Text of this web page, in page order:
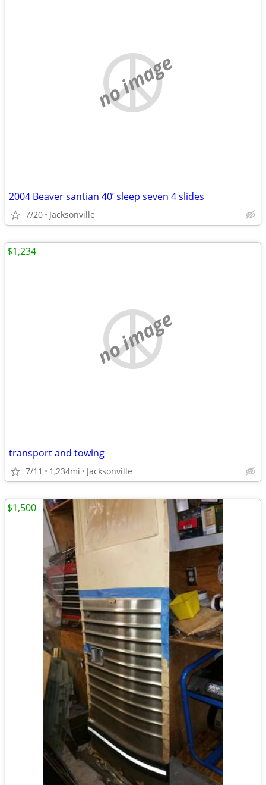
no image
2004 Beaver santian 40’ sleep seven 4 slides
7/20 Jacksonville
no image
transport and towing
7/11 1,234mi Jacksonville
$1,234
$1,500